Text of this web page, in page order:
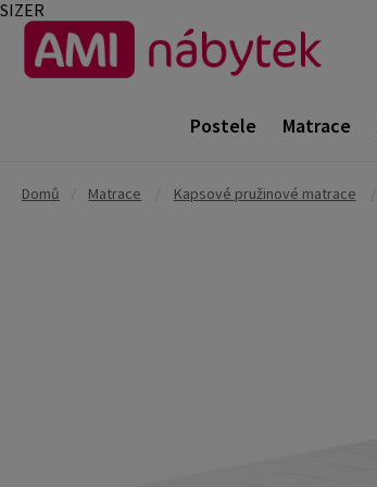
Postele Matrace
Domů Matrace Kapsové pružinové matrace
SIZER